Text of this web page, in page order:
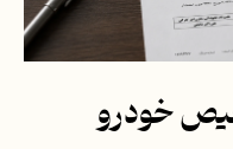
خودرو